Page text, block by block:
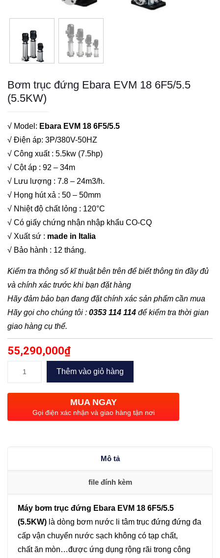
Bơm trục đứng Ebara EVM 18 6F5/5.5
(5.5KW)
√ Model: Ebara EVM 18 6F5/5.5
√ Điện áp: 3P/380V-50HZ
√ Công xuất : 5.5kw (7.5hp)
√ Cột áp : 92 – 34m
√ Lưu lượng : 7.8 – 24m3/h.
√ Họng hút xả : 50 – 50mm
√ Nhiệt độ chất lỏng : 120°C
√ Có giấy chứng nhận nhập khẩu CO-CQ
√ Xuất sứ : made in Italia
√ Bảo hành : 12 tháng.
Kiểm tra thông số kĩ thuật bên trên để biết thông tin đầy đủ
và chính xác trước khi bạn đặt hàng
Hãy đảm bảo bạn đang đặt chính xác sản phẩm cần mua
Hãy gọi cho chúng tôi : 0353 114 114 để kiểm tra thời gian
giao hàng cụ thể.
55,290,000₫
đứng
EVM
Thêm vào giỏ hàng
MUA NGAY
Gọi điện xác nhận và giao hàng tận nơi
Mô tả
file đính kèm
Máy bơm trục đứng Ebara EVM 18 6F5/5.5
(5.5KW) là dòng bơm nước li tâm trục đứng đứng đa
cấp vận chuyển nước sạch không có tạp chất,
chất ăn mòn…được ứng dụng rộng rãi trong công